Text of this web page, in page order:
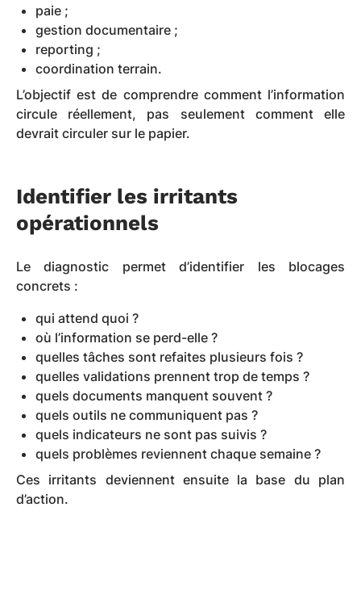
paie ;
gestion documentaire ;
reporting ;
coordination terrain.
L’objectif est de comprendre comment l’information
circule réellement, pas seulement comment elle
devrait circuler sur le papier.
Identifier les irritants
opérationnels
Le diagnostic permet d’identifier les blocages
concrets :
qui attend quoi ?
où l’information se perd-elle ?
quelles tâches sont refaites plusieurs fois ?
quelles validations prennent trop de temps ?
quels documents manquent souvent ?
quels outils ne communiquent pas ?
quels indicateurs ne sont pas suivis ?
quels problèmes reviennent chaque semaine ?
Ces irritants deviennent ensuite la base du plan
d’action.